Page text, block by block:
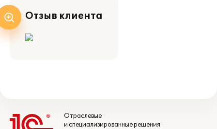
Отзыв клиента
Отраслевые
и специализированные решения